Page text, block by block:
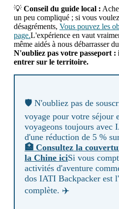
💡 Conseil du guide local :
un peu compliqué ; si vous
désagréments, Vous pouvez les
page.L'expérience en vaut
même aidés à nous débarrasser
N'oubliez pas votre passeport
entrer sur le territoire.
🛡️ N'oubliez pas de
voyage pour votre séjour
voyageons toujours avec
d'une réduction de 5 %
🏥 Consultez la
la Chine iciSi vous
activités d'aventure
dos IATI Backpacker est
complète. ✈️